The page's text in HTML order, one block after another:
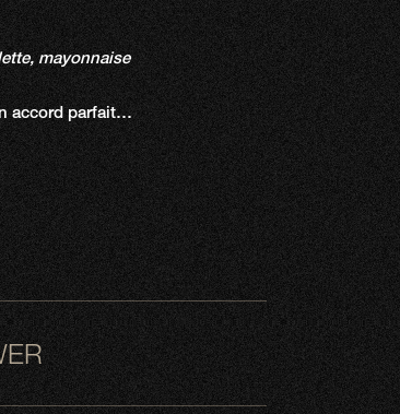
mayonnaise
accord parfait…